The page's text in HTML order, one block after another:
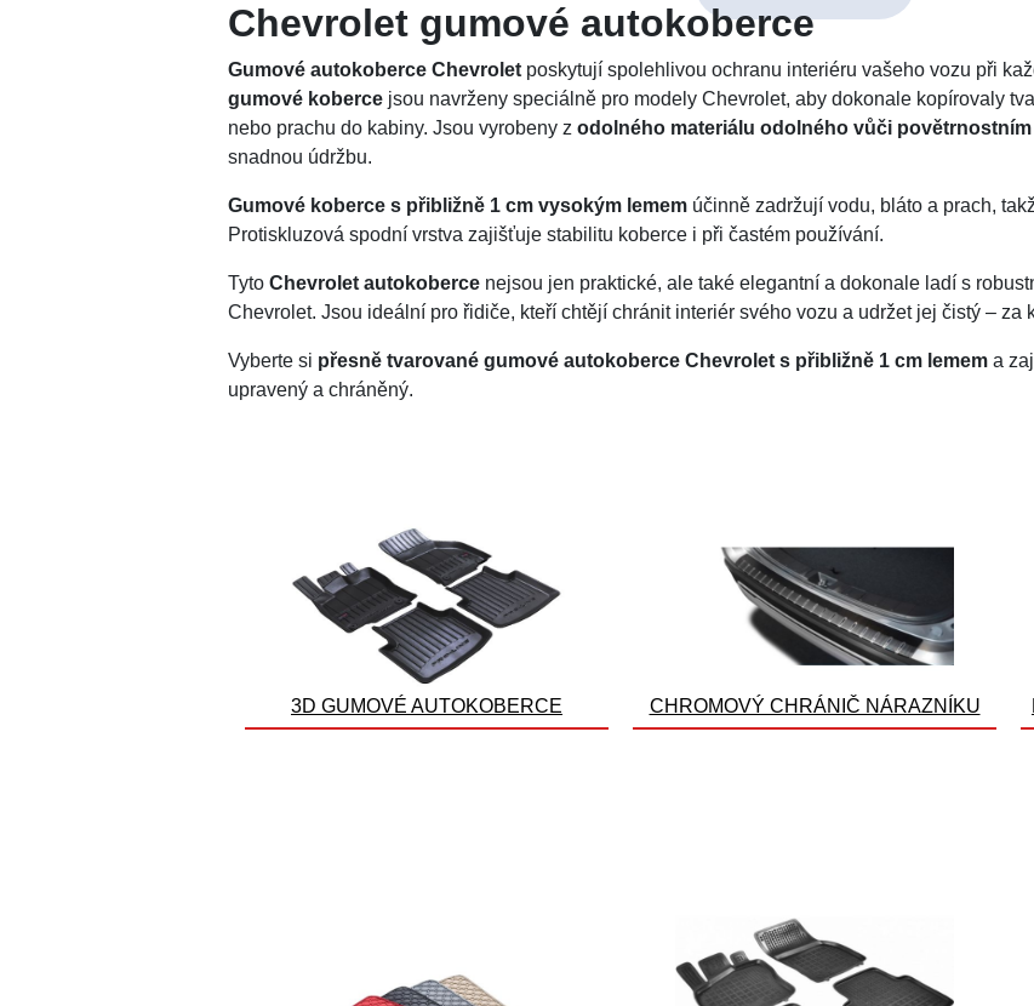
Chevrolet gumové autokoberce
Gumové autokoberce Chevrolet poskytují spolehlivou ochranu interiéru vašeho vozu při
gumové koberce jsou navrženy speciálně pro modely Chevrolet, aby dokonale kopírovaly
nebo prachu do kabiny. Jsou vyrobeny zodolného materiálu odolného vůči
snadnou údržbu.
Gumové koberce s přibližně 1 cm vysokým lemem účinně zadržují vodu, bláto a prach,
Protiskluzová spodní vrstva zajišťuje stabilitu koberce i při častém používání.
TytoChevrolet autokoberce nejsou jen praktické, ale také elegantní a dokonale ladí s
Chevrolet. Jsou ideální pro řidiče, kteří chtějí chránit interiér svého vozu a udržet jej čistý – za
Vyberte si přesně tvarované gumové autokoberce Chevrolet s přibližně 1 cm lemem a
upravený a chráněný.
3D GUMOVÉ AUTOKOBERCE CHROMOVÝ CHRÁNIČ NÁRAZNÍKU